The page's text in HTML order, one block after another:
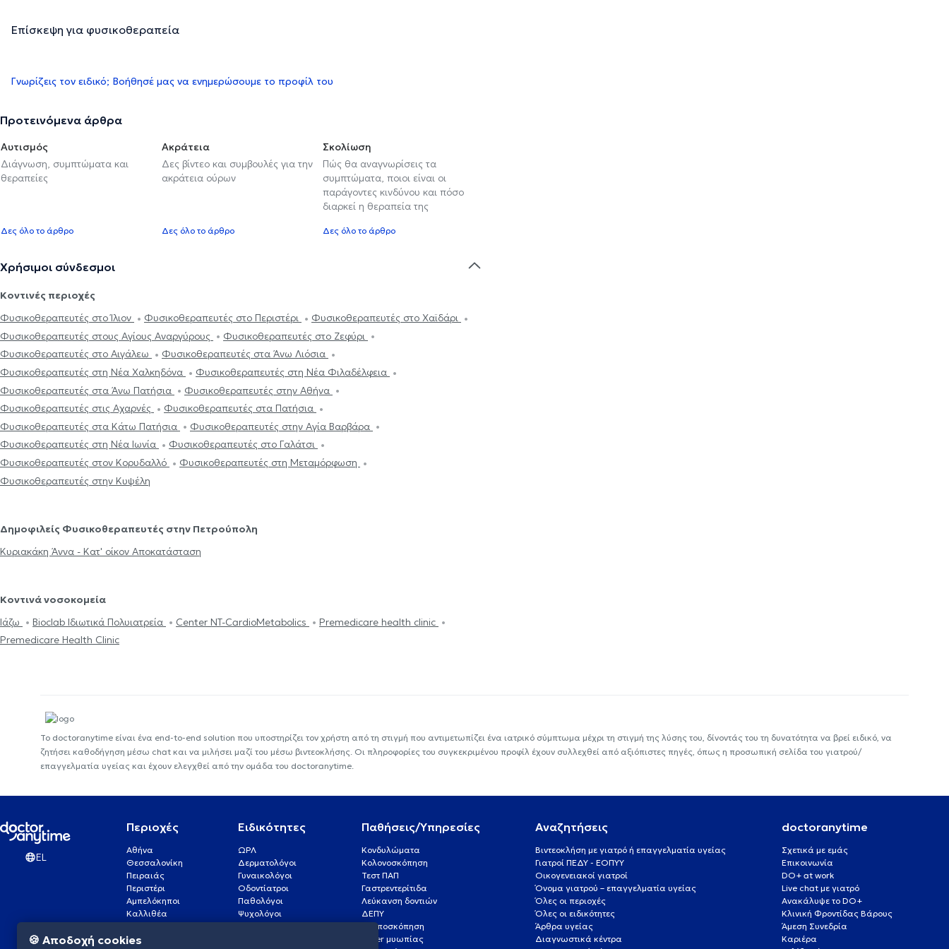
Επίσκεψη για φυσικοθεραπεία
Γνωρίζεις τον ειδικό; Βοήθησέ μας να ενημερώσουμε το προφίλ του
Προτεινόμενα άρθρα
Αυτισμός
Διάγνωση, συμπτώματα και
θεραπείες
Δες όλο το άρθρο
Ακράτεια
Δες βίντεο και συμβουλές για την
ακράτεια ούρων
Δες όλο το άρθρο
Σκολίωση
Πώς θα αναγνωρίσεις τα
συμπτώματα, ποιοι είναι οι
παράγοντες κινδύνου και πόσο
διαρκεί η θεραπεία της
Δες όλο το άρθρο
Χρήσιμοι σύνδεσμοι
Κοντινές περιοχές
Φυσικοθεραπευτές στο Ίλιον
Φυσικοθεραπευτές στο Περιστέρι
Φυσικοθεραπευτές στο Χαϊδάρι
Φυσικοθεραπευτές στους Αγίους Αναργύρους
Φυσικοθεραπευτές στο Ζεφύρι
Φυσικοθεραπευτές στο Αιγάλεω
Φυσικοθεραπευτές στα Άνω Λιόσια
Φυσικοθεραπευτές στη Νέα Χαλκηδόνα
Φυσικοθεραπευτές στη Νέα Φιλαδέλφεια
Φυσικοθεραπευτές στα Άνω Πατήσια
Φυσικοθεραπευτές στην Αθήνα
Φυσικοθεραπευτές στις Αχαρνές
Φυσικοθεραπευτές στα Πατήσια
Φυσικοθεραπευτές στα Κάτω Πατήσια
Φυσικοθεραπευτές στην Αγία Βαρβάρα
Φυσικοθεραπευτές στη Νέα Ιωνία
Φυσικοθεραπευτές στο Γαλάτσι
Φυσικοθεραπευτές στον Κορυδαλλό
Φυσικοθεραπευτές στη Μεταμόρφωση
Φυσικοθεραπευτές στην Κυψέλη
Δημοφιλείς Φυσικοθεραπευτές στην Πετρούπολη
Κυριακάκη Άννα - Κατ' οίκον Αποκατάσταση
Κοντινά νοσοκομεία
Ιάζω
Bioclab Ιδιωτικά Πολυιατρεία Center NT-CardioMetabolics
Premedicare health clinic
Premedicare Health Clinic
Το doctoranytime είναι ένα end-to-end solution που υποστηρίζει τον χρήστη από τη στιγμή που αντιμετωπίζει ένα ιατρικό σύμπτωμα μέχρι τη στιγμή της λύσης του, δίνοντάς του τη δυνατότητα να βρεί ειδικό, να
ζητήσει καθοδήγηση μέσω chat και να μιλήσει μαζί του μέσω βιντεοκλήσης. Οι πληροφορίες του συγκεκριμένου προφίλ έχουν συλλεχθεί από αξιόπιστες πηγές, όπως η προσωπική σελίδα του γιατρού/
επαγγελματία υγείας και έχουν ελεγχθεί από την ομάδα του doctoranytime.
EL
Περιοχές
Αθήνα
Θεσσαλονίκη
Πειραιάς
Περιστέρι
Αμπελόκηποι
Καλλιθέα
Γλυφάδα
Ειδικότητες
ΩΡΛ
Δερματολόγοι
Γυναικολόγοι
Οδοντίατροι
Παθολόγοι
Ψυχολόγοι
Παθήσεις/Υπηρεσίες
Κονδυλώματα
Κολονοσκόπηση
Τεστ ΠΑΠ
Γαστρεντερίτιδα
Λεύκανση δοντιών
ΔΕΠΥ
Κολποσκόπηση
Laser μυωπίας
Αναζητήσεις
Βιντεοκλήση με γιατρό ή επαγγελματία υγείας
Γιατροί ΠΕΔΥ - ΕΟΠΥΥ
Οικογενειακοί γιατροί
Όνομα γιατρού – επαγγελματία υγείας
Όλες οι περιοχές
Όλες οι ειδικότητες
Άρθρα υγείας
Διαγνωστικά κέντρα
doctoranytime
Σχετικά με εμάς
Επικοινωνία
DO+ at work
Live chat με γιατρό
Ανακάλυψε το DO+
Κλινική Φροντίδας Βάρους
Άμεση Συνεδρία
Καριέρα
🍪 Αποδοχή cookies